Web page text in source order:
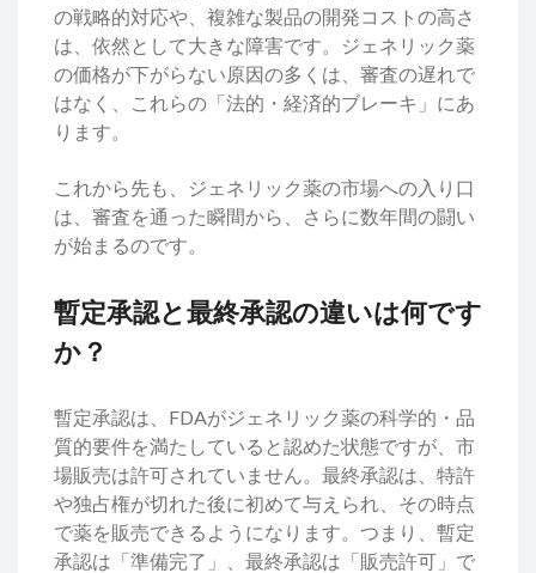
の戦略的対応や、複雑な製品の開発コストの高さ
は、依然として大きな障害です。ジェネリック薬
の価格が下がらない原因の多くは、審査の遅れで
はなく、これらの「法的・経済的ブレーキ」にあ
ります。
これから先も、ジェネリック薬の市場への入り口
は、審査を通った瞬間から、さらに数年間の闘い
が始まるのです。
暫定承認と最終承認の違いは何です
か？
暫定承認は、FDAがジェネリック薬の科学的・品
質的要件を満たしていると認めた状態ですが、市
場販売は許可されていません。最終承認は、特許
や独占権が切れた後に初めて与えられ、その時点
で薬を販売できるようになります。つまり、暫定
承認は「準備完了」、最終承認は「販売許可」で